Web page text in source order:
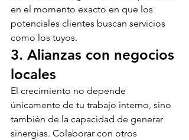
en el momento exacto en que los
potenciales clientes buscan servicios
como los tuyos.
3. Alianzas con negocios
locales
El crecimiento no depende
únicamente de tu trabajo interno, sino
también de la capacidad de generar
sinergias. Colaborar con otros